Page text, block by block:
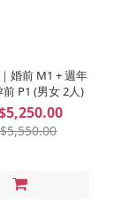
婚前 M1 + 週年
前 P1 (男女 2人)